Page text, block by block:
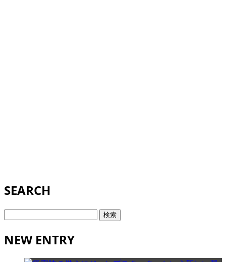
SEARCH
検
NEW ENTRY